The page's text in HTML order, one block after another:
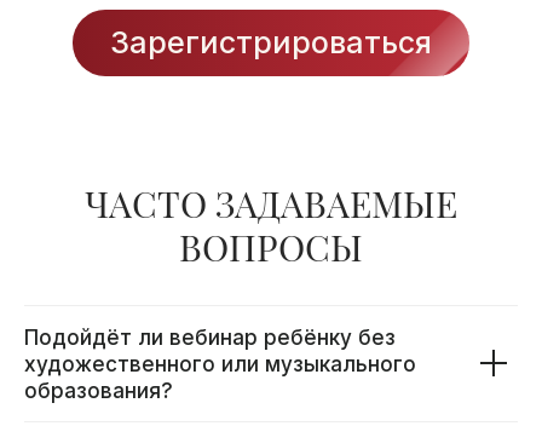
Зарегистрироваться
ЧАСТО ЗАДАВАЕМЫЕ
ВОПРОСЫ
Подойдёт ли вебинар ребёнку без
художественного или музыкального
образования?